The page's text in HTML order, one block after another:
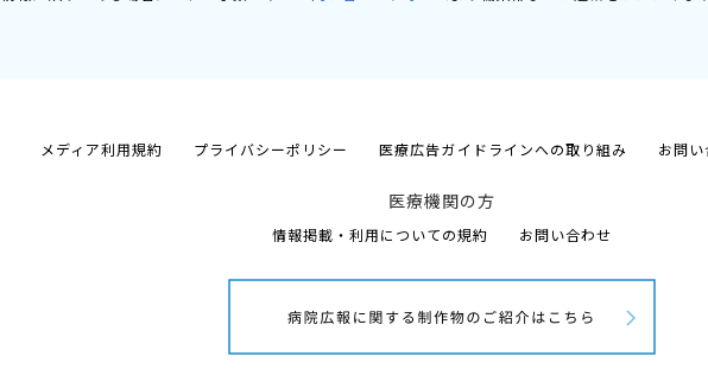
メディア利用規約 プライバシーポリシー 医療広告ガイドラインへの取り組み お問
医療機関の方
情報掲載・利用についての規約 お問い合わせ